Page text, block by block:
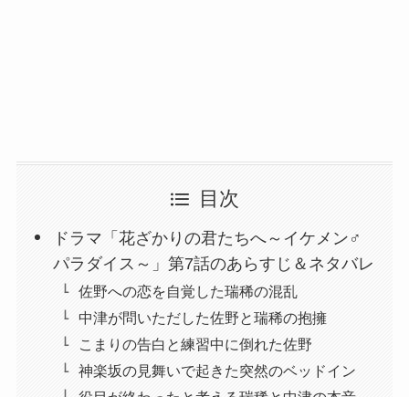
目次
ドラマ「花ざかりの君たちへ～イケメン♂
パラダイス～」第7話のあらすじ＆ネタバレ
佐野への恋を自覚した瑞稀の混乱
中津が問いただした佐野と瑞稀の抱擁
こまりの告白と練習中に倒れた佐野
神楽坂の見舞いで起きた突然のベッドイン